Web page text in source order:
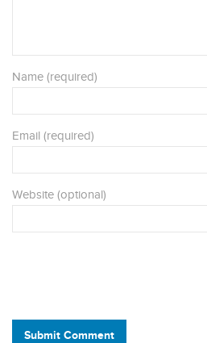
Name (required)
Email (required)
Website (optional)
Submit Comment